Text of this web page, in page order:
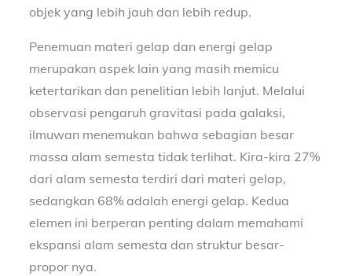
objek yang lebih jauh dan lebih redup.
Penemuan materi gelap dan energi gelap
merupakan aspek lain yang masih memicu
ketertarikan dan penelitian lebih lanjut. Melalui
observasi pengaruh gravitasi pada galaksi,
ilmuwan menemukan bahwa sebagian besar
massa alam semesta tidak terlihat. Kira-kira 27%
dari alam semesta terdiri dari materi gelap,
sedangkan 68% adalah energi gelap. Kedua
elemen ini berperan penting dalam memahami
ekspansi alam semesta dan struktur besar-
propor nya.